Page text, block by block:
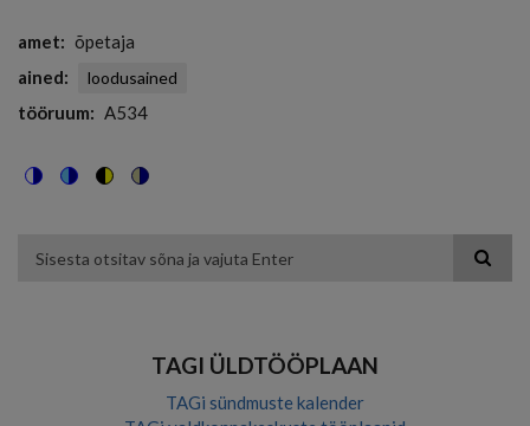
amet
õpetaja
ained
loodusained
tööruum A534
theme
TAGI ÜLDTÖÖPLAAN
TAGi sündmuste kalender